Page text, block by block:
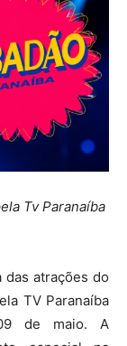
Tv Paranaíba
das atrações do
TV Paranaíba
de maio. A